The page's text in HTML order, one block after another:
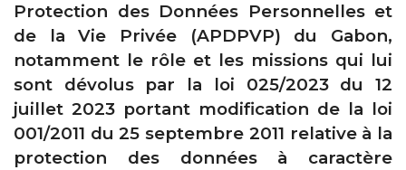
Protection des Données Personnelles et
de la Vie Privée (APDPVP) du Gabon,
notamment le rôle et les missions qui lui
sont dévolus par la loi 025/2023 du 12
juillet 2023 portant modification de la loi
001/2011 du 25 septembre 2011 relative à la
protection des données à caractère